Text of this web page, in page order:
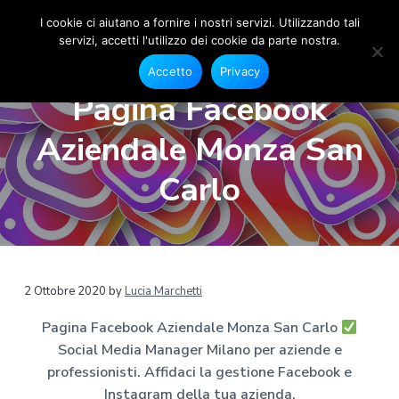
s
s
a
a
l
l
a
s
s
a
a
l
c
o
s
s
a
a
l
p
i
i
a
l
M
e
d
i
a
M
a
a
g
i
o
n
e
F
a
c
e
b
o
o
k
s
Pagina Facebook
Aziendale Monza San
Carlo
2 Ottobre 2020 by Lucia Marchetti
Pagina Facebook Aziendale Monza San Carlo
Social Media Manager Milano per aziende e
professionisti. Affidaci la gestione Facebook e
Instagram della tua azienda.
I cookie ci aiutano a fornire i nostri servizi. Utilizzando tali
servizi, accetti l'utilizzo dei cookie da parte nostra.
Accetto Privacy